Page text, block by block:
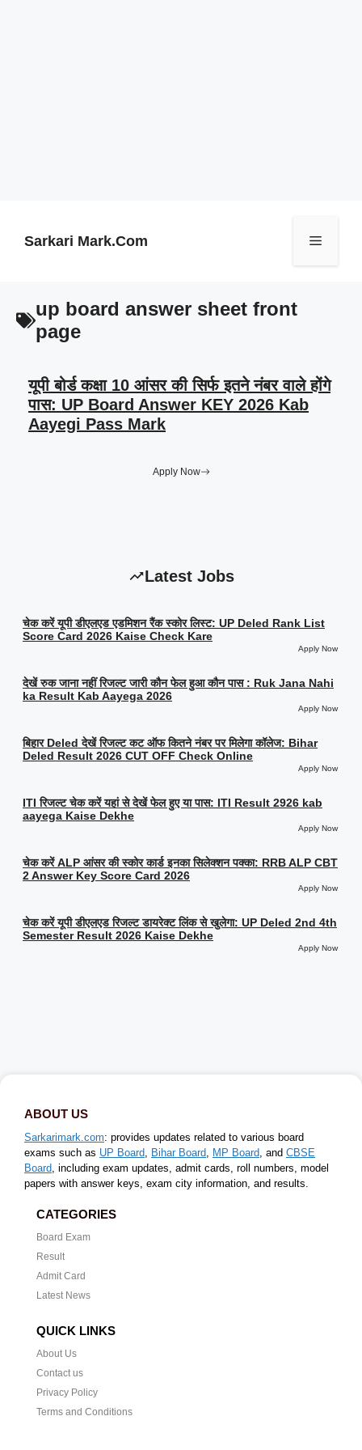
Sarkari Mark.Com Menu
up board answer sheet front
page
यूपी बोर्ड कक्षा 10 आंसर की सिर्फ इतने नंबर वाले होंगे
पास: UP Board Answer KEY 2026 Kab
Aayegi Pass Mark
Apply Now
Latest Jobs
चेक करें यूपी डीएलएड एडमिशन रैंक स्कोर लिस्ट: UP Deled Rank List
Score Card 2026 Kaise Check Kare
Apply Now
देखें रुक जाना नहीं रिजल्ट जारी कौन फेल हुआ कौन पास : Ruk Jana Nahi
ka Result Kab Aayega 2026
Apply Now
बिहार Deled देखें रिजल्ट कट ऑफ कितने नंबर पर मिलेगा कॉलेज: Bihar
Deled Result 2026 CUT OFF Check Online
Apply Now
ITI रिजल्ट चेक करें यहां से देखें फेल हुए या पास: ITI Result 2926 kab
aayega Kaise Dekhe
Apply Now
चेक करें ALP आंसर की स्कोर कार्ड इनका सिलेक्शन पक्का: RRB ALP CBT
2 Answer Key Score Card 2026
Apply Now
चेक करें यूपी डीएलएड रिजल्ट डायरेक्ट लिंक से खुलेगा: UP Deled 2nd 4th
Semester Result 2026 Kaise Dekhe
Apply Now
ABOUT US
Sarkarimark.com: provides updates related to various board
exams such as UP Board, Bihar Board, MP Board, and CBSE
Board, including exam updates, admit cards, roll numbers, model
papers with answer keys, exam city information, and results.
CATEGORIES
Board Exam
Result
Admit Card
Latest News
QUICK LINKS
About Us
Contact us
Privacy Policy
Terms and Conditions